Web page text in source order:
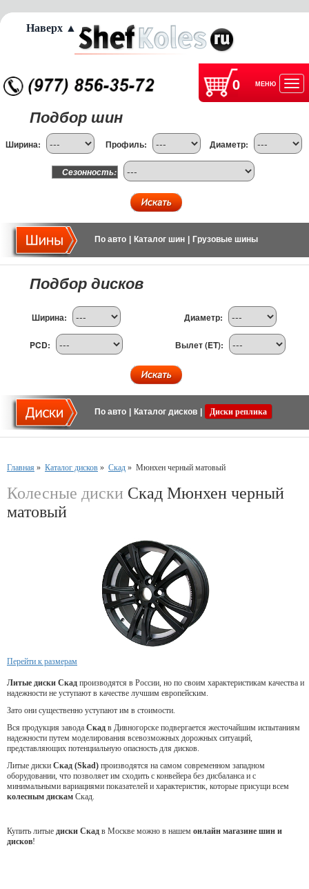
0 МЕНЮ
Подбор шин
Ширина: Профиль: Диаметр:
Сезонность:
По авто Каталог шин Грузовые шины
Подбор дисков
Ширина: Диаметр:
PCD: Вылет (ET):
По авто Каталог дисков Диски реплика
Главная » Каталог дисков » Скад » Мюнхен черный матовый
Колесные диски Скад Мюнхен черный
матовый
Перейти к размерам
Литые диски Скад производятся в России, но по своим характеристикам качества и
надежности не уступают в качестве лучшим европейским.
Зато они существенно уступают им в стоимости.
Вся продукция завода Скад в Дивногорске подвергается жесточайшим испытаниям
надежности путем моделирования всевозможных дорожных ситуаций,
представляющих потенциальную опасность для дисков.
Литые диски Скад (Skad) производятся на самом современном западном
оборудовании, что позволяет им сходить с конвейера без дисбаланса и с
минимальными вариациями показателей и характеристик, которые присущи всем
колесным дискам Скад.
Купить литые диски Скад в Москве можно в нашем онлайн магазине шин и
дисков!
Наверх ▲